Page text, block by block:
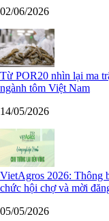
02/06/2026
Từ POR20 nhìn lại ma
ngành tôm Việt Nam
14/05/2026
VietAgros 2026: Thông
chức hội chợ và mời
05/05/2026